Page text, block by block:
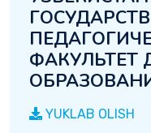
YUKLAB OLISH